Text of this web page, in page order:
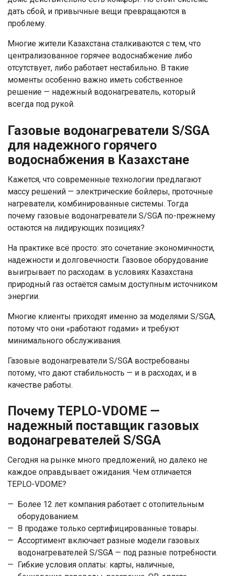
дать сбой, и привычные вещи превращаются в
проблему.
Многие жители Казахстана сталкиваются с тем, что
централизованное горячее водоснабжение либо
отсутствует, либо работает нестабильно. В такие
моменты особенно важно иметь собственное
решение — надежный водонагреватель, который
всегда под рукой.
Газовые водонагреватели S/SGA
для надежного горячего
водоснабжения в Казахстане
Кажется, что современные технологии предлагают
массу решений — электрические бойлеры, проточные
нагреватели, комбинированные системы. Тогда
почему газовые водонагреватели S/SGA по-прежнему
остаются на лидирующих позициях?
На практике всё просто: это сочетание экономичности,
надежности и долговечности. Газовое оборудование
выигрывает по расходам: в условиях Казахстана
природный газ остаётся самым доступным источником
энергии.
Многие клиенты приходят именно за моделями S/SGA,
потому что они «работают годами» и требуют
минимального обслуживания.
Газовые водонагреватели S/SGA востребованы
потому, что дают стабильность — и в расходах, и в
качестве работы.
Почему TEPLO-VDOME —
надежный поставщик газовых
водонагревателей S/SGA
Сегодня на рынке много предложений, но далеко не
каждое оправдывает ожидания. Чем отличается
TEPLO-VDOME?
Более 12 лет компания работает с отопительным
оборудованием.
В продаже только сертифицированные товары.
Ассортимент включает разные модели газовых
водонагревателей S/SGA — под разные потребности.
Гибкие условия оплаты: карты, наличные,